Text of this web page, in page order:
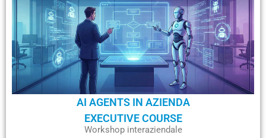
AI AGENTS IN AZIENDA
EXECUTIVE COURSE
Workshop interaziendale